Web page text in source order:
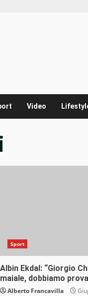
Video
Sport
Albin Ekdal: “Giorgio
maiale, dobbiamo
Alberto Francavilla